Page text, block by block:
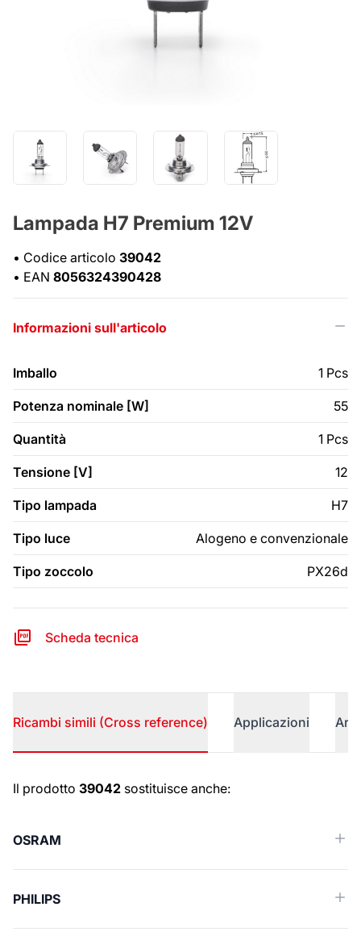
Lampada H7 Premium 12V
• Codice articolo 39042
• EAN 8056324390428
Informazioni sull'articolo
Imballo 1 Pcs
Potenza nominale [W] 55
Quantità 1 Pcs
Tensione [V] 12
Tipo lampada H7
Tipo luce Alogeno e convenzionale
Tipo zoccolo PX26d
Scheda tecnica
Ricambi simili (Cross reference) Applicazioni
Ricambi simili (Cross reference)
Il prodotto 39042 sostituisce anche:
OSRAM
PHILIPS